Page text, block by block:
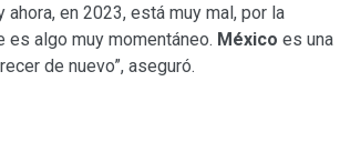
en 2023, está muy mal, por la
algo muy momentáneo. México es una
de nuevo”, aseguró.